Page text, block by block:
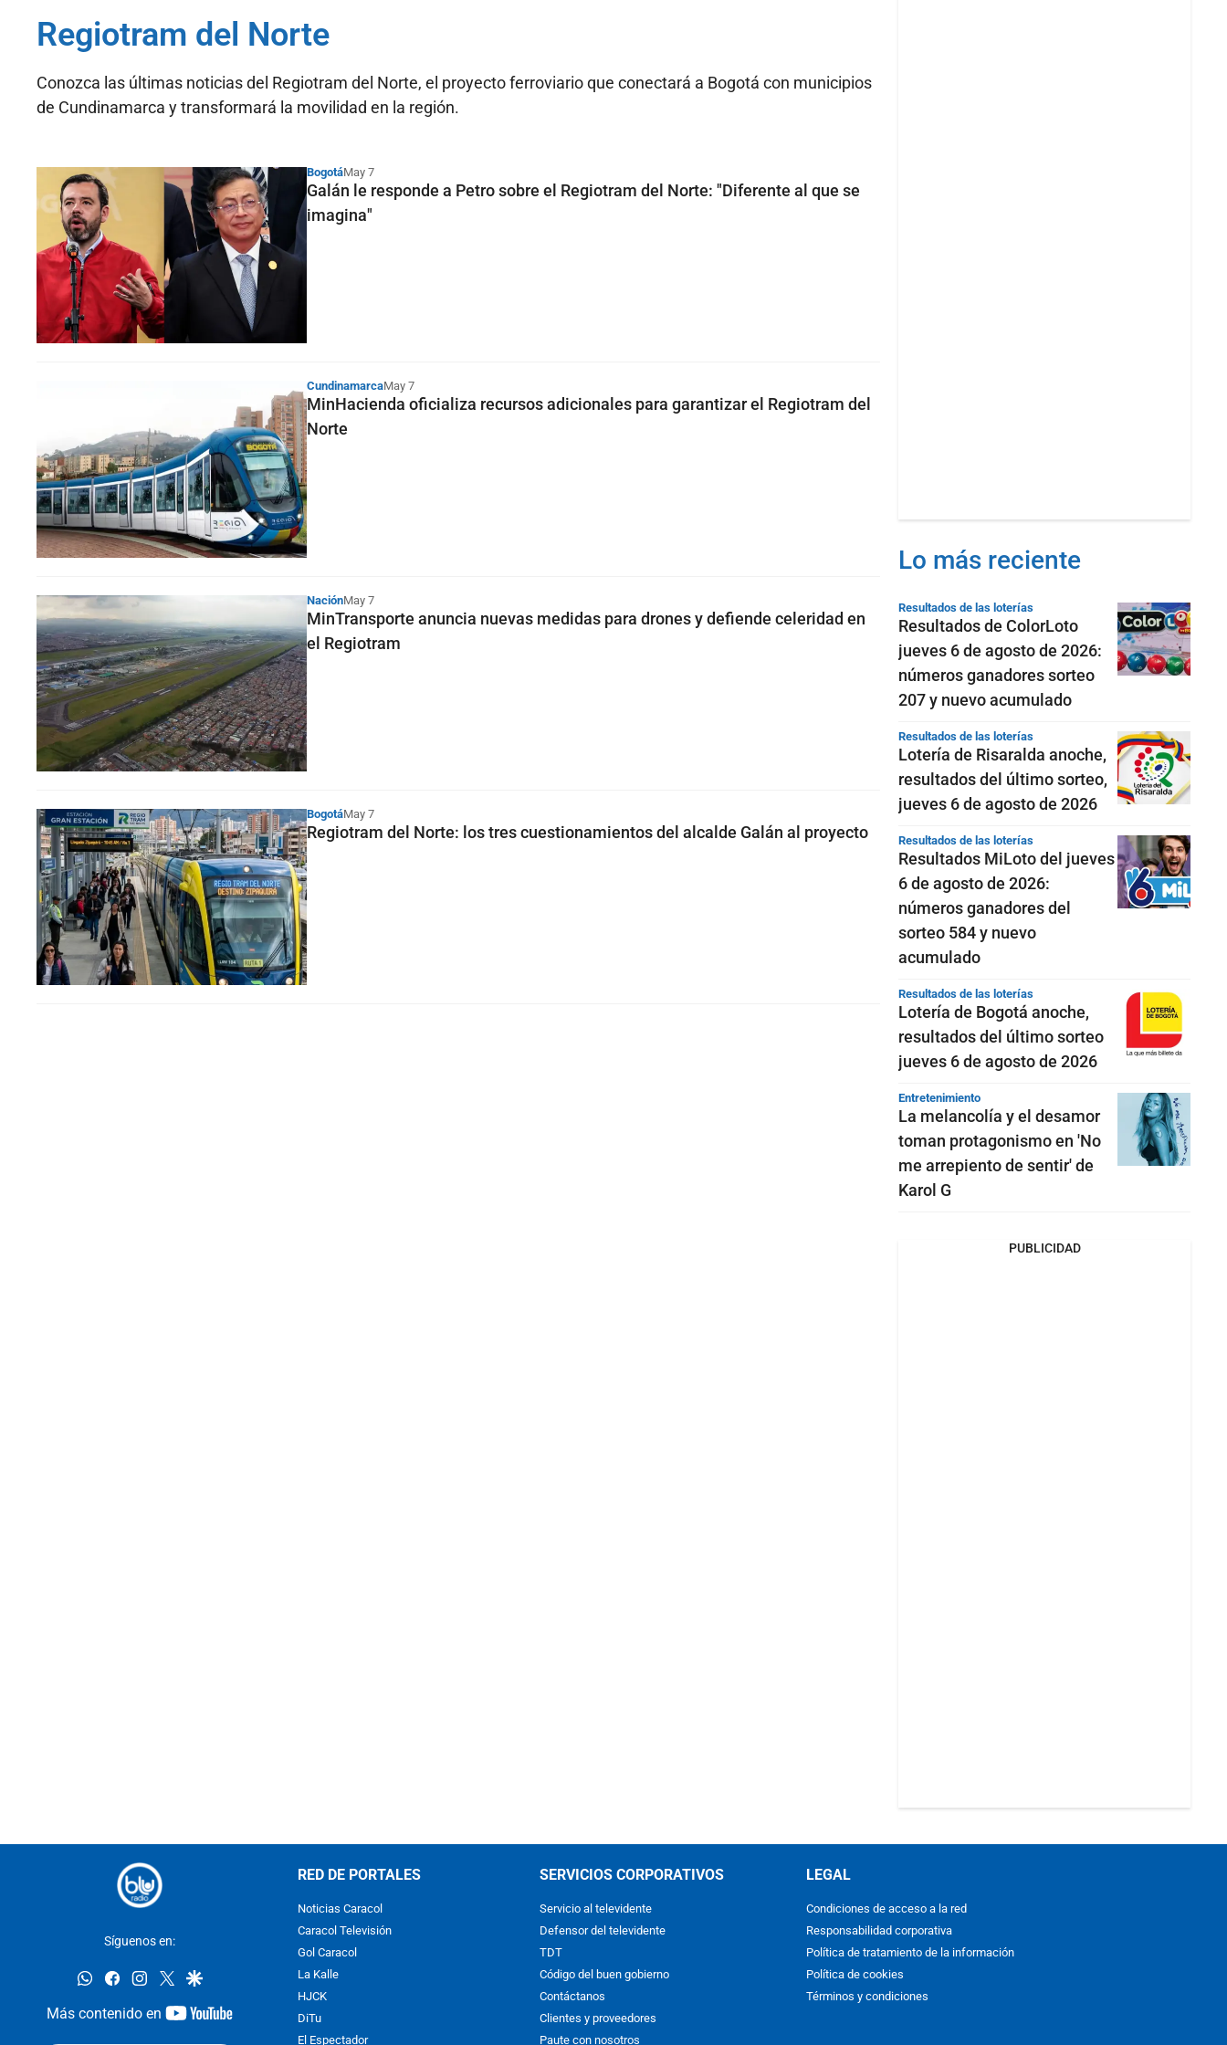
Regiotram del Norte
Conozca las últimas noticias del Regiotram del Norte, el proyecto ferroviario que conectará a Bogotá con municipios
de Cundinamarca y transformará la movilidad en la región.
BogotáMay 7
Galán le responde a Petro sobre el Regiotram del Norte: "Diferente al que se
imagina"
CundinamarcaMay 7
MinHacienda oficializa recursos adicionales para garantizar el Regiotram del
Norte
NaciónMay 7
MinTransporte anuncia nuevas medidas para drones y defiende celeridad en
el Regiotram
BogotáMay 7
Regiotram del Norte: los tres cuestionamientos del alcalde Galán al proyecto
Lo más reciente
Resultados de las loterías
Resultados de ColorLoto
jueves 6 de agosto de 2026:
números ganadores sorteo
207 y nuevo acumulado
Resultados de las loterías
Lotería de Risaralda anoche,
resultados del último sorteo,
jueves 6 de agosto de 2026
Resultados de las loterías
Resultados MiLoto del jueves
6 de agosto de 2026:
números ganadores del
sorteo 584 y nuevo
acumulado
Resultados de las loterías
Lotería de Bogotá anoche,
resultados del último sorteo
jueves 6 de agosto de 2026
Entretenimiento
La melancolía y el desamor
toman protagonismo en 'No
me arrepiento de sentir' de
Karol G
PUBLICIDAD
Síguenos en:
whatsappfacebookinstagram
twittergoogle
Más contenido en
youtube-
RED DE PORTALES
Noticias Caracol
Caracol Televisión
Gol Caracol
La Kalle
HJCK
DiTu
El Espectador
SERVICIOS CORPORATIVOS
Servicio al televidente
Defensor del televidente
TDT
Código del buen gobierno
Contáctanos
Clientes y proveedores
Paute con nosotros
LEGAL
Condiciones de acceso a la red
Responsabilidad corporativa
Política de tratamiento de la información
Política de cookies
Términos y condiciones